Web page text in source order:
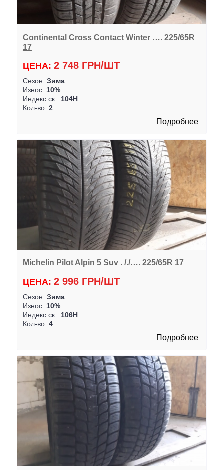
Continental Cross Contact Winter …. 225/65R
17
ЦЕНА: 2 748 ГРН/ШТ
Сезон: Зима
Износ: 10%
Индекс ск.: 104H
Кол-во: 2
Подробнее
Michelin Pilot Alpin 5 Suv . /./…. 225/65R 17
ЦЕНА: 2 996 ГРН/ШТ
Сезон: Зима
Износ: 10%
Индекс ск.: 106H
Кол-во: 4
Подробнее